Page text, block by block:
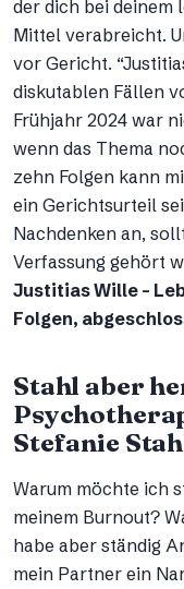
der dich bei deinem
Mittel verabreicht.
vor Gericht.
diskutablen Fällen
Frühjahr 2024 war
wenn das Thema
zehn Folgen kann
ein Gerichtsurteil
Nachdenken an,
Verfassung gehört
Justitias Wille –
Folgen,
Stahl aber
Stefanie
Warum möchte ich
meinem Burnout?
habe aber ständig
mein Partner ein